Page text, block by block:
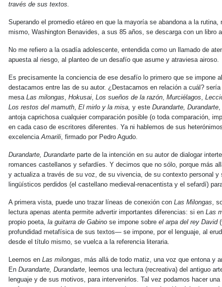
través de sus textos.
Superando el promedio etáreo en que la mayoría se abandona a la
mismo, Washington Benavides, a sus 85 años, se descarga con un libro
No me refiero a la osadía adolescente, entendida como un llamado de
apuesta al riesgo, al planteo de un desafío que asume y atraviesa airoso.
Es precisamente la conciencia de ese desafío lo primero que se impone
destacamos entre las de su autor. ¿Destacamos en relación a cuál?
mesa Las milongas, Hokusai, Los sueños de la razón, Murciélagos,
Los restos del mamuth, El mirlo y la misa, y este Durandarte, Durandarte,
antoja caprichosa cualquier comparación posible (o toda comparación,
en cada caso de escritores diferentes. Ya ni hablemos de sus
excelenciaAmarili, firmado por Pedro Agudo.
Durandarte, Durandarte parte de la intención en su autor de dialogar
romances castellanos y sefardíes. Y decimos que no sólo, porque más
y actualiza a través de su voz, de su vivencia, de su contexto personal
lingüísticos perdidos (el castellano medieval-renacentista y el sefardí)
A primera vista, puede uno trazar líneas de conexión con Las Milongas,
lectura apenas atenta permite advertir importantes diferencias: si en Las
propio poeta, la guitarra de Gabino se impone sobre el arpa del rey David
profundidad metafísica de sus textos— se impone, por el lenguaje, al
desde el título mismo, se vuelca a la referencia literaria.
Leemos en Las milongas, más allá de todo matiz, una voz que entona y
En Durandarte, Durandarte, leemos una lectura (recreativa) del antiguo
lenguaje y de sus motivos, para intervenirlos. Tal vez podamos hacer